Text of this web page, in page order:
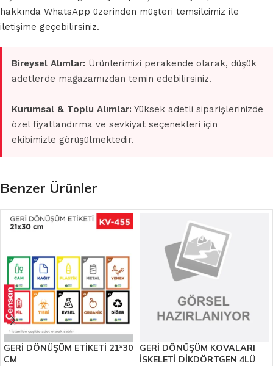
hakkında WhatsApp üzerinden müşteri temsilcimiz ile
iletişime geçebilirsiniz.
Bireysel Alımlar: Ürünlerimizi perakende olarak, düşük
adetlerde mağazamızdan temin edebilirsiniz.
Kurumsal & Toplu Alımlar: Yüksek adetli siparişlerinizde
özel fiyatlandırma ve sevkiyat seçenekleri için
ekibimizle görüşülmektedir.
Benzer Ürünler
GERİ DÖNÜŞÜM ETİKETİ 21*30
CM
GERİ DÖNÜŞÜM KOVALARI
İSKELETİ DİKDÖRTGEN 4LÜ